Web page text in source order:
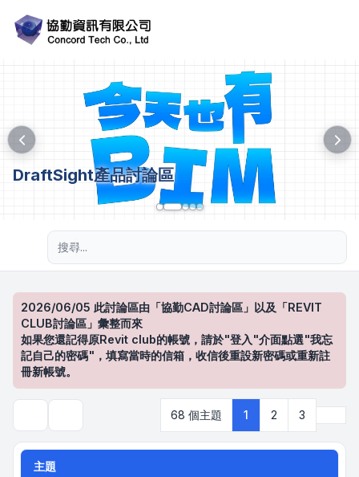
DraftSight產品討論區
2026/06/05 此討論區由「協勤CAD討論區」以及「REVIT
CLUB討論區」彙整而來
如果您還記得原Revit club的帳號，請於"登入"介面點選"我忘
記自己的密碼"，填寫當時的信箱，收信後重設新密碼或重新註
冊新帳號。
68 個主題 1 2 3
主題